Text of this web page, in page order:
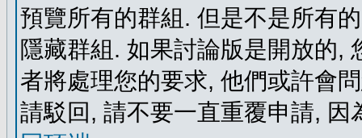
預覽所有的群組. 但是不是所有
隱藏群組. 如果討論版是開放的,
者將處理您的要求, 他們或許會
請駁回, 請不要一直重覆申請, 因